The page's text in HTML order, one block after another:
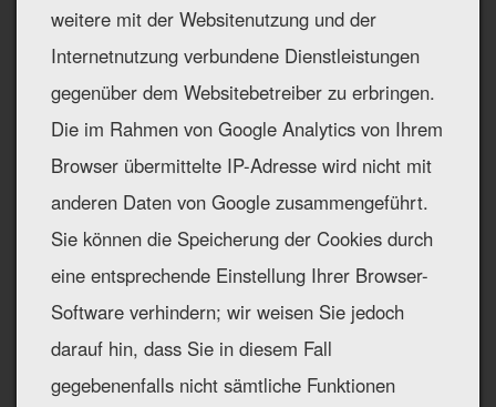
weitere mit der Websitenutzung und der
Internetnutzung verbundene Dienstleistungen
gegenüber dem Websitebetreiber zu erbringen.
Die im Rahmen von Google Analytics von Ihrem
Browser übermittelte IP-Adresse wird nicht mit
anderen Daten von Google zusammengeführt.
Sie können die Speicherung der Cookies durch
eine entsprechende Einstellung Ihrer Browser-
Software verhindern; wir weisen Sie jedoch
darauf hin, dass Sie in diesem Fall
gegebenenfalls nicht sämtliche Funktionen